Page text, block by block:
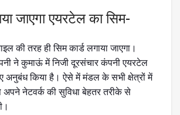
जाएगा एयरटेल का सिम-
की तरह ही सिम कार्ड लगाया जाएगा।
ने कुमाऊं में निजी दूरसंचार कंपनी एयरटेल
किया है। ऐसे में मंडल के सभी क्षेत्रों में
नेटवर्क की सुविधा बेहतर तरीके से